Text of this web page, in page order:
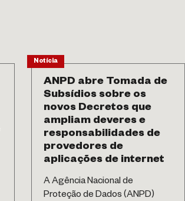
Notícia
ANPD abre Tomada de
Subsídios sobre os
novos Decretos que
ampliam deveres e
responsabilidades de
provedores de
aplicações de internet
A Agência Nacional de
Proteção de Dados (ANPD)